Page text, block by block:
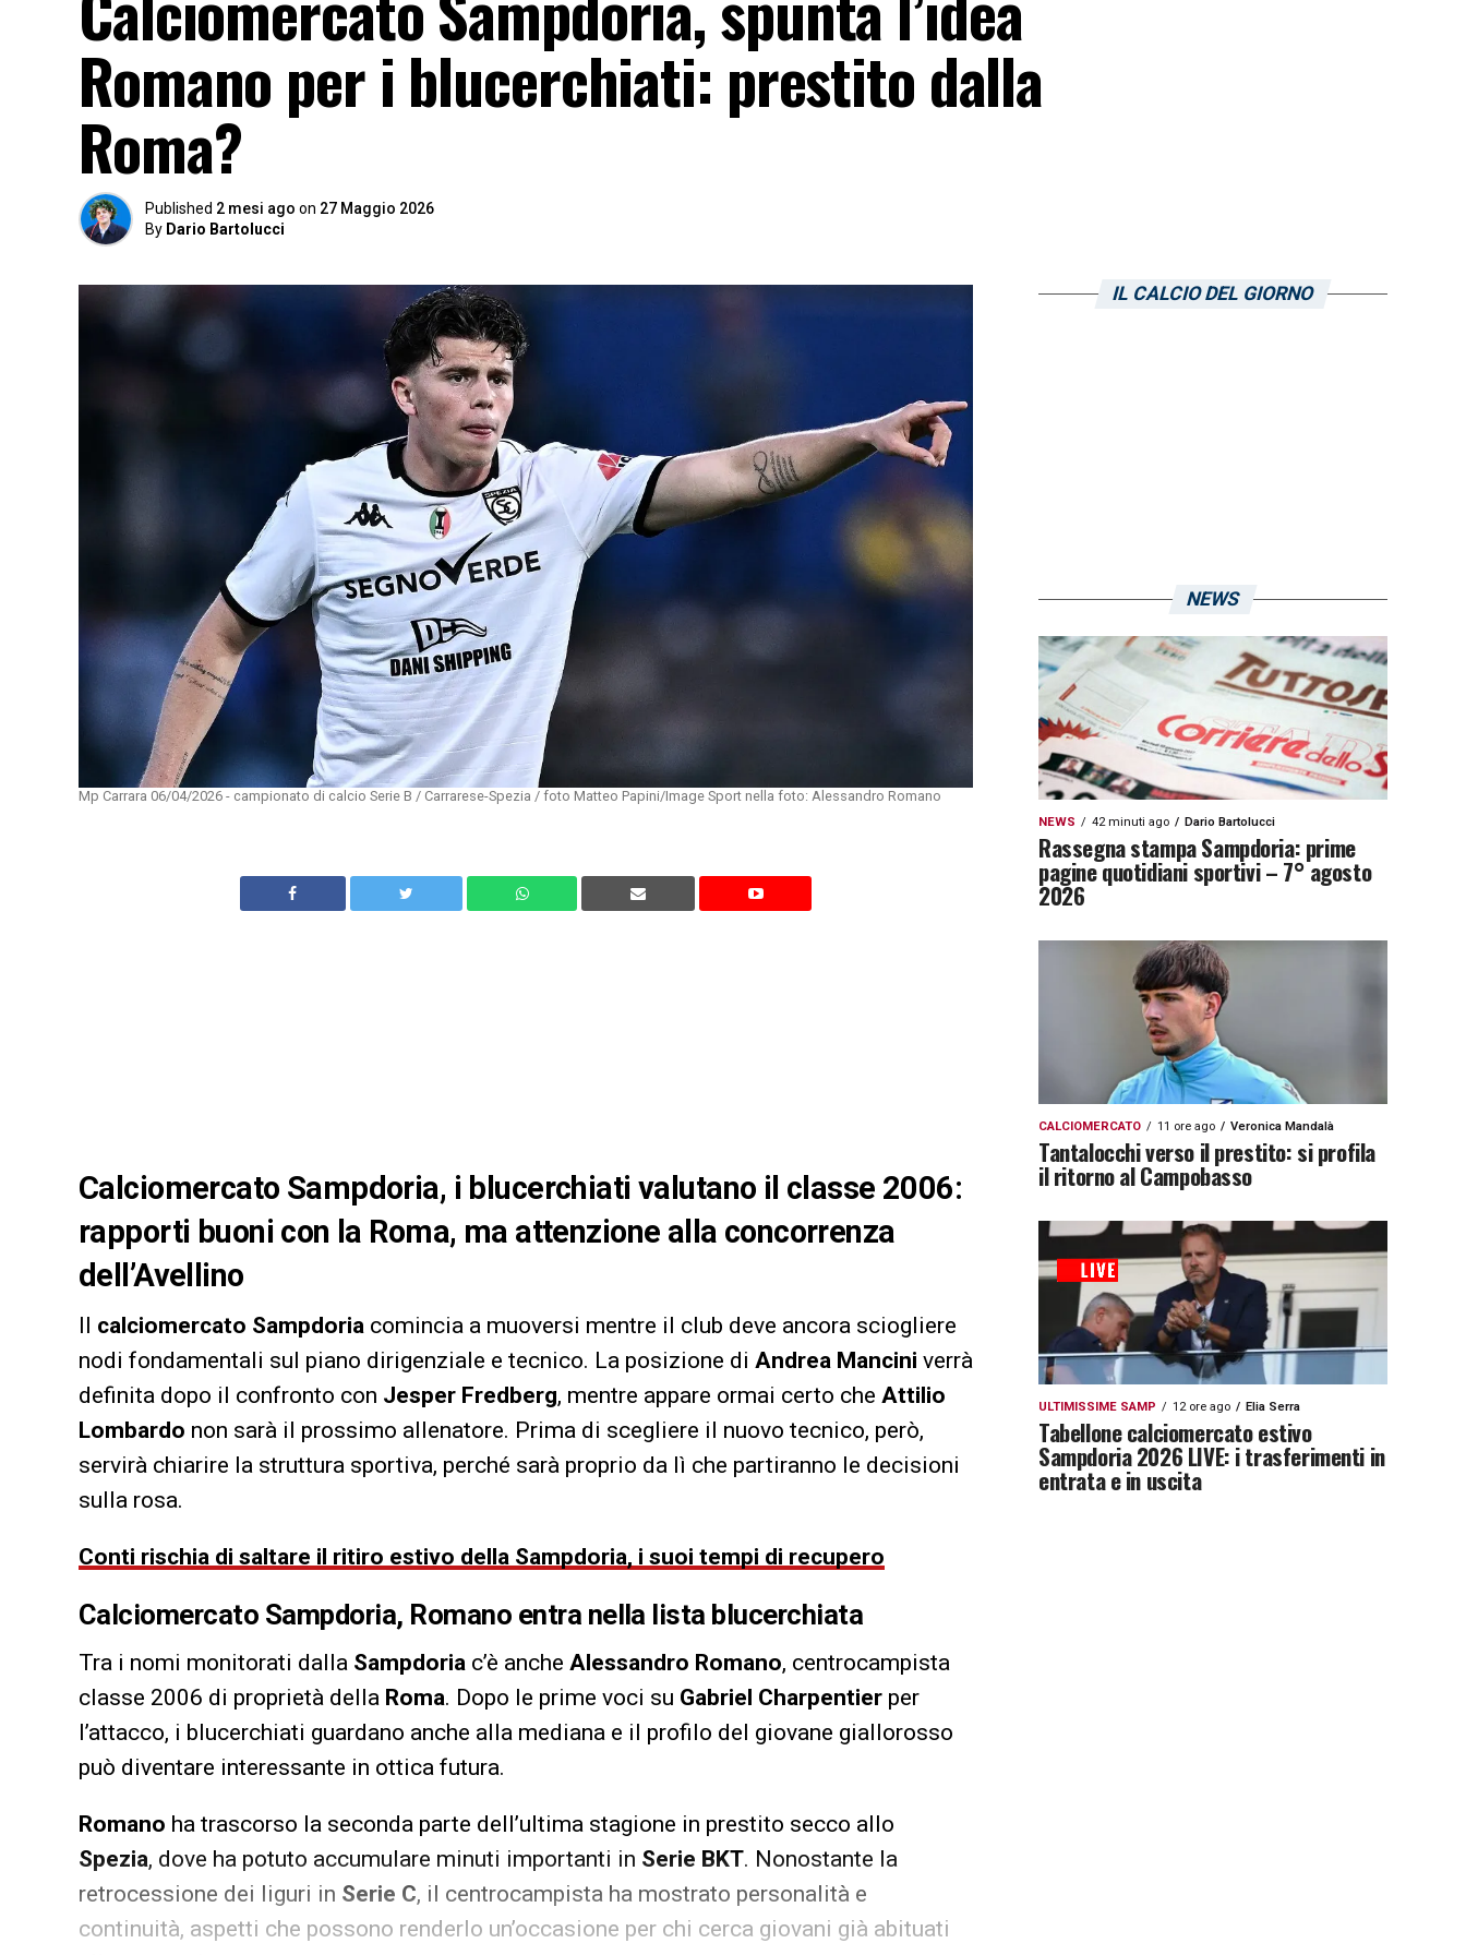
Romano per i blucerchiati: prestito dalla
Roma?
Published 2 mesi ago on 27 Maggio 2026
By Dario Bartolucci
Mp Carrara 06/04/2026 - campionato di calcio Serie B / Carrarese-Spezia / foto Matteo Papini/Image Sport nella foto: Alessandro Romano
Calciomercato Sampdoria, i blucerchiati valutano il classe 2006:
rapporti buoni con la Roma, ma attenzione alla concorrenza
dell’Avellino
Il calciomercato Sampdoria comincia a muoversi mentre il club deve ancora sciogliere
nodi fondamentali sul piano dirigenziale e tecnico. La posizione di Andrea Mancini verrà
definita dopo il confronto con Jesper Fredberg, mentre appare ormai certo che Attilio
Lombardo non sarà il prossimo allenatore. Prima di scegliere il nuovo tecnico, però,
servirà chiarire la struttura sportiva, perché sarà proprio da lì che partiranno le decisioni
sulla rosa.
Conti rischia di saltare il ritiro estivo della Sampdoria, i suoi tempi di recupero
Calciomercato Sampdoria, Romano entra nella lista blucerchiata
Tra i nomi monitorati dalla Sampdoria c’è anche Alessandro Romano, centrocampista
classe 2006 di proprietà della Roma. Dopo le prime voci su Gabriel Charpentier per
l’attacco, i blucerchiati guardano anche alla mediana e il profilo del giovane giallorosso
può diventare interessante in ottica futura.
Romano ha trascorso la seconda parte dell’ultima stagione in prestito secco allo
Spezia, dove ha potuto accumulare minuti importanti in Serie BKT. Nonostante la
retrocessione dei liguri in Serie C, il centrocampista ha mostrato personalità e
continuità, aspetti che possono renderlo un’occasione per chi cerca giovani già abituati
IL CALCIO DEL GIORNO
NEWS
NEWS 42 minuti ago Dario Bartolucci
Rassegna stampa Sampdoria: prime
pagine quotidiani sportivi – 7° agosto
2026
CALCIOMERCATO 11 ore ago Veronica Mandalà
Tantalocchi verso il prestito: si profila
il ritorno al Campobasso
ULTIMISSIME SAMP 12 ore ago Elia Serra
Tabellone calciomercato estivo
Sampdoria 2026 LIVE: i trasferimenti in
entrata e in uscita